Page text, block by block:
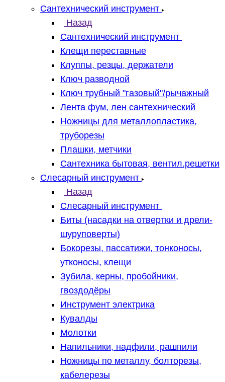
Сантехнический инструмент
Назад
Сантехнический инструмент
Клещи переставные
Клуппы, резцы, держатели
Ключ разводной
Ключ трубный "газовый"/рычажный
Лента фум, лен сантехнический
Ножницы для металлопластика,
труборезы
Плашки, метчики
Сантехника бытовая, вентил.решетки
Слесарный инструмент
Назад
Слесарный инструмент
Биты (насадки на отвертки и дрели-
шуруповерты)
Бокорезы, пассатижи, тонконосы,
утконосы, клещи
Зубила, керны, пробойники,
гвоздодёры
Инструмент электрика
Кувалды
Молотки
Напильники, надфили, рашпили
Ножницы по металлу, болторезы,
кабелерезы